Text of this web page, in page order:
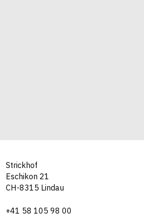
Strickhof
Eschikon 21
CH-8315 Lindau
+41 58 105 98 00